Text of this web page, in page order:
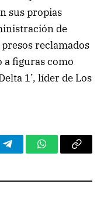
sus propias
de
reclamados
a figuras como
1’, líder de Los
TelegramWhatsApp
Copy